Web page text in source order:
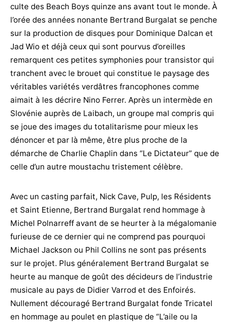
culte des Beach Boys quinze ans avant tout le monde. À
l’orée des années nonante Bertrand Burgalat se penche
sur la production de disques pour Dominique Dalcan et
Jad Wio et déjà ceux qui sont pourvus d’oreilles
remarquent ces petites symphonies pour transistor qui
tranchent avec le brouet qui constitue le paysage des
véritables variétés verdâtres francophones comme
aimait à les décrire Nino Ferrer. Après un intermède en
Slovénie auprès de Laibach, un groupe mal compris qui
se joue des images du totalitarisme pour mieux les
dénoncer et par là même, être plus proche de la
démarche de Charlie Chaplin dans “Le Dictateur” que de
celle d’un autre moustachu tristement célèbre.
Avec un casting parfait, Nick Cave, Pulp, les Résidents
et Saint Etienne, Bertrand Burgalat rend hommage à
Michel Polnarreff avant de se heurter à la mégalomanie
furieuse de ce dernier qui ne comprend pas pourquoi
Michael Jackson ou Phil Collins ne sont pas présents
sur le projet. Plus généralement Bertrand Burgalat se
heurte au manque de goût des décideurs de l’industrie
musicale au pays de Didier Varrod et des Enfoirés.
Nullement découragé Bertrand Burgalat fonde Tricatel
en hommage au poulet en plastique de “L’aile ou la